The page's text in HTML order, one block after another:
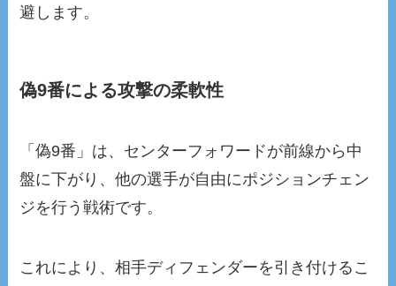
避します。
偽9番による攻撃の柔軟性
「偽9番」は、センターフォワードが前線から中
盤に下がり、他の選手が自由にポジションチェン
ジを行う戦術です。
これにより、相手ディフェンダーを引き付けるこ